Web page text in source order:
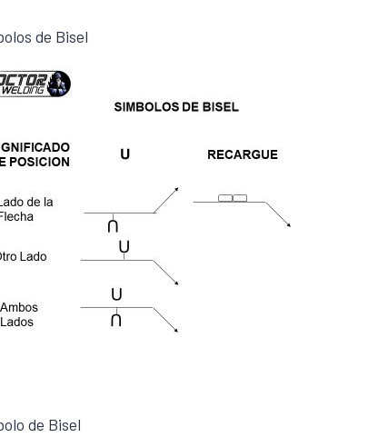
de Bisel
de Bisel